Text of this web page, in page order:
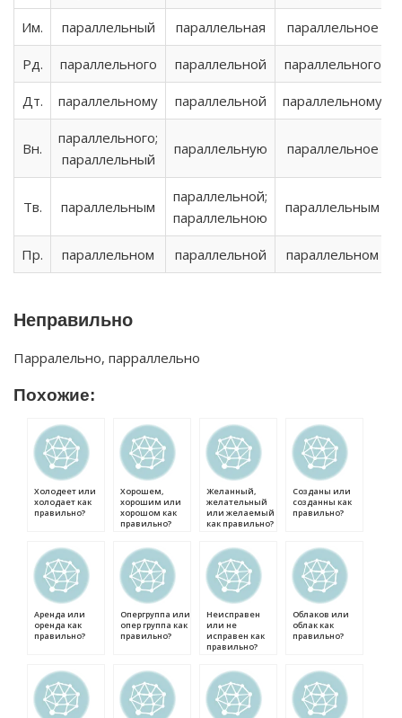
Им. параллельный параллельная параллельное
Рд. параллельного параллельной параллельного
Дт. параллельному параллельной параллельному
Вн.
параллельного;
параллельный
параллельную параллельное
Тв. параллельным
параллельной;
параллельною
параллельным
Пр. параллельном параллельной параллельном
Неправильно
Парралельно, парраллельно
Похожие:
Холодеет или
холодает как
правильно?
Хорошем,
хорошим или
хорошом как
правильно?
Желанный,
желательный
или желаемый
как правильно?
Созданы или
созданны как
правильно?
Аренда или
оренда как
правильно?
Опергруппа или
опер группа как
правильно?
Неисправен
или не
исправен как
правильно?
Облаков или
облак как
правильно?